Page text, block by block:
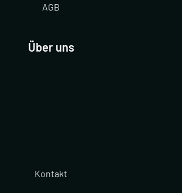
AGB
Über uns
Kontakt